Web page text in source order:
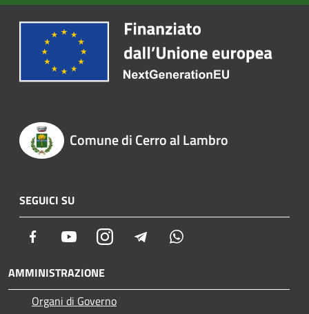
Comune di Cerro al Lambro
SEGUICI SU
Facebook YoutubeInstagram Telegram
AMMINISTRAZIONE
Organi di Governo